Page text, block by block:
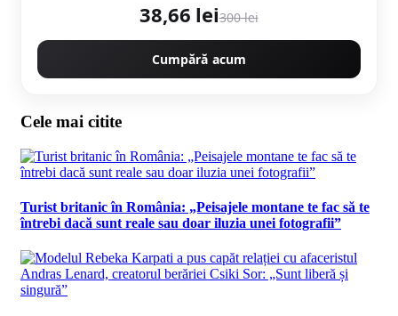
38,66 lei300 lei
Cumpără acum
Cele mai citite
Turist britanic în România: „Peisajele montane te fac să te
întrebi dacă sunt reale sau doar iluzia unei fotografii”